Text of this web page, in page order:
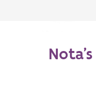
Nota's